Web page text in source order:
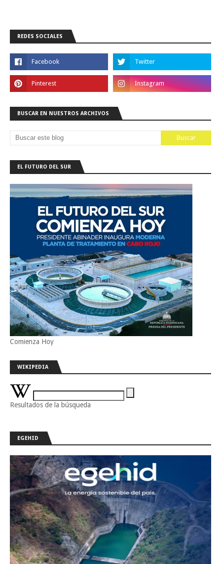
REDES SOCIALES
BUSCAR EN NUESTROS ARCHIVOS
EL FUTURO DEL SUR
Comienza Hoy
WIKIPEDIA
Resultados de la búsqueda
EGEHID